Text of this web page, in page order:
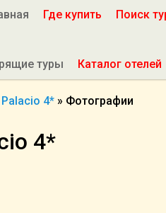
Где купить Поиск
туры Каталог отелей
Palacio 4* » Фотографии
4*